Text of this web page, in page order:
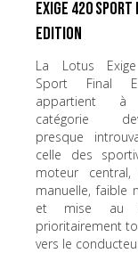
Exige 420
Edition
La Lotus
Sport Final
appartient à
catégorie
presque
celle des
moteur central,
manuelle, faible
et mise au
prioritairement
vers le